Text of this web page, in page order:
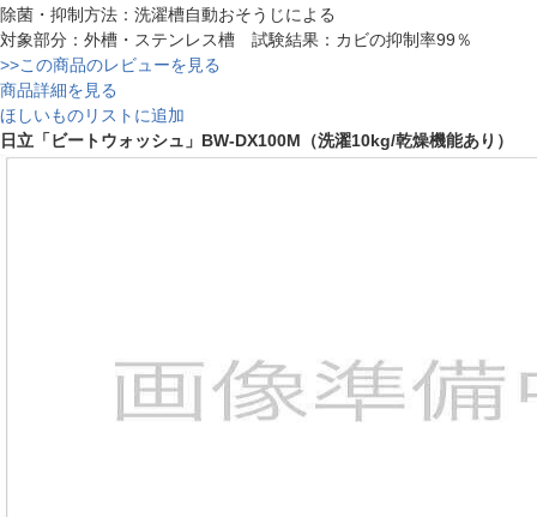
除菌・抑制方法：洗濯槽自動おそうじによる
対象部分：外槽・ステンレス槽 試験結果：カビの抑制率99％
>>この商品のレビューを見る
商品詳細を見る
ほしいものリストに追加
日立「ビートウォッシュ」BW-DX100M（洗濯10kg/乾燥機能あり）